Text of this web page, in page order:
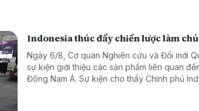
Indonesia thúc đẩy chiến lược làm
Ngày 6/8, Cơ quan Nghiên cứu và Đổi mới
sự kiện giới thiệu các sản phẩm liên quan
Đông Nam Á. Sự kiện cho thấy Chính phủ